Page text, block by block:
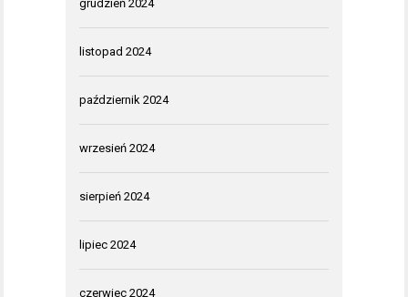
grudzień 2024
listopad 2024
październik 2024
wrzesień 2024
sierpień 2024
lipiec 2024
czerwiec 2024